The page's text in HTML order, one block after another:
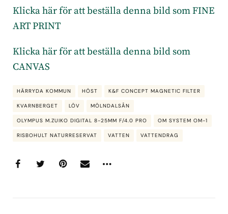
Klicka här för att beställa denna bild som FINE
ART PRINT
Klicka här för att beställa denna bild som
CANVAS
HÄRRYDA KOMMUN HÖST K&F CONCEPT MAGNETIC FILTER
KVARNBERGET LÖV MÖLNDALSÅN
OLYMPUS M.ZUIKO DIGITAL 8-25MM F/4.0 PRO OM SYSTEM OM-1
RISBOHULT NATURRESERVAT VATTEN VATTENDRAG